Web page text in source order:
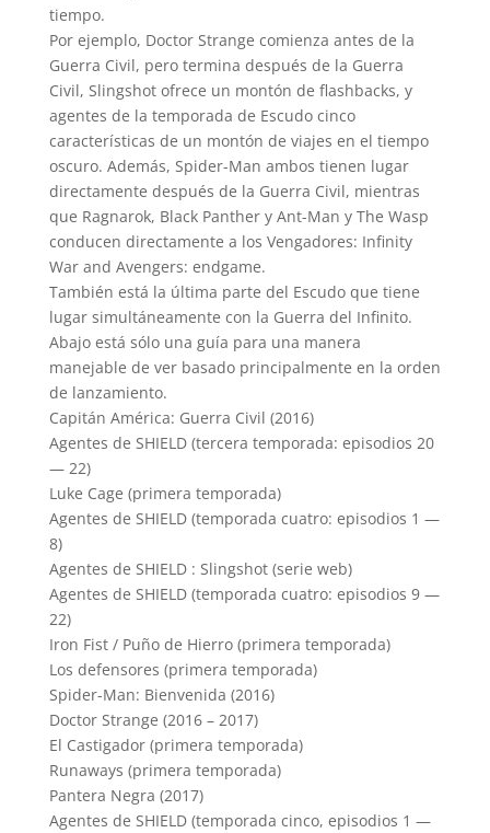
tiempo.
Por ejemplo, Doctor Strange comienza antes de la
Guerra Civil, pero termina después de la Guerra
Civil, Slingshot ofrece un montón de flashbacks, y
agentes de la temporada de Escudo cinco
características de un montón de viajes en el tiempo
oscuro. Además, Spider-Man ambos tienen lugar
directamente después de la Guerra Civil, mientras
que Ragnarok, Black Panther y Ant-Man y The Wasp
conducen directamente a los Vengadores: Infinity
War and Avengers: endgame.
También está la última parte del Escudo que tiene
lugar simultáneamente con la Guerra del Infinito.
Abajo está sólo una guía para una manera
manejable de ver basado principalmente en la orden
de lanzamiento.
Capitán América: Guerra Civil (2016)
Agentes de SHIELD (tercera temporada: episodios 20
— 22)
Luke Cage (primera temporada)
Agentes de SHIELD (temporada cuatro: episodios 1 —
8)
Agentes de SHIELD : Slingshot (serie web)
Agentes de SHIELD (temporada cuatro: episodios 9 —
22)
Iron Fist / Puño de Hierro (primera temporada)
Los defensores (primera temporada)
Spider-Man: Bienvenida (2016)
Doctor Strange (2016 – 2017)
El Castigador (primera temporada)
Runaways (primera temporada)
Pantera Negra (2017)
Agentes de SHIELD (temporada cinco, episodios 1 —